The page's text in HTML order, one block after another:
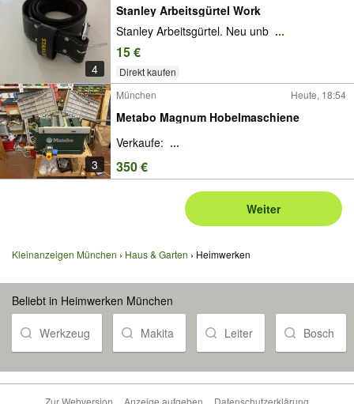
4
Stanley Arbeitsgürtel Work
Stanley Arbeitsgürtel. Neu unb ...
15 €
Direkt kaufen
3
München Heute, 18:54
Metabo Magnum Hobelmaschiene
Verkaufe: ...
350 €
Weiter
Kleinanzeigen München Haus & Garten Heimwerken
Beliebt in Heimwerken München
Werkzeug Makita Leiter Bosch